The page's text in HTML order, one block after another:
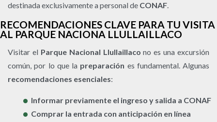
destinada exclusivamente a personal de CONAF.
RECOMENDACIONES CLAVE PARA TU VISITA
AL PARQUE NACIONA LLULLAILLACO
Visitar el Parque Nacional Llullaillaco no es una excursión
común, por lo que la preparación es fundamental. Algunas
recomendaciones esenciales:
Informar previamente el ingreso y salida a CONAF
Comprar la entrada con anticipación en línea